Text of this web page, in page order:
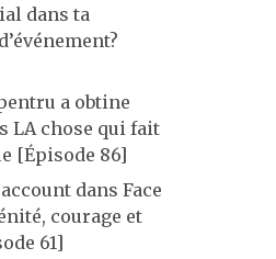
dans ta
a obtine
LA chose qui fait
[Épisode 86]
dans Face
courage et
61]